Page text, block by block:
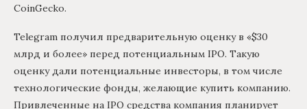
CoinGecko.
Telegram получил предварительную оценку в «$30
млрд и более» перед потенциальным IPO. Такую
оценку дали потенциальные инвесторы, в том числе
технологические фонды, желающие купить компанию.
Привлеченные на IPO средства компания планирует